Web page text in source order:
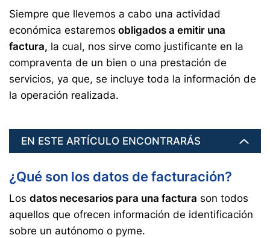
Siempre que llevemos a cabo una actividad
económica estaremos obligados a emitir una
factura, la cual, nos sirve como justificante en la
compraventa de un bien o una prestación de
servicios, ya que, se incluye toda la información de
la operación realizada.
EN ESTE ARTÍCULO ENCONTRARÁS
¿Qué son los datos de facturación?
Los datos necesarios para una factura son todos
aquellos que ofrecen información de identificación
sobre un autónomo o pyme.